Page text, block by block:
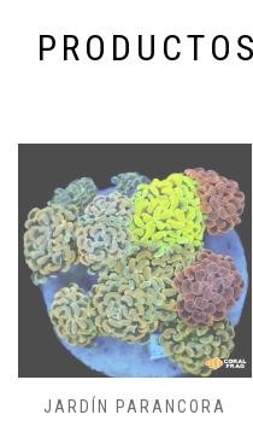
JARDÍN PARANCORA